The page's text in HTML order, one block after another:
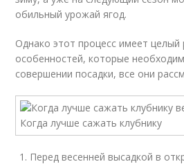
обильный урожай ягод.
Однако этот процесс имеет целый
особенностей, которые
совершении посадки, все они
Перед весенней высадкой в